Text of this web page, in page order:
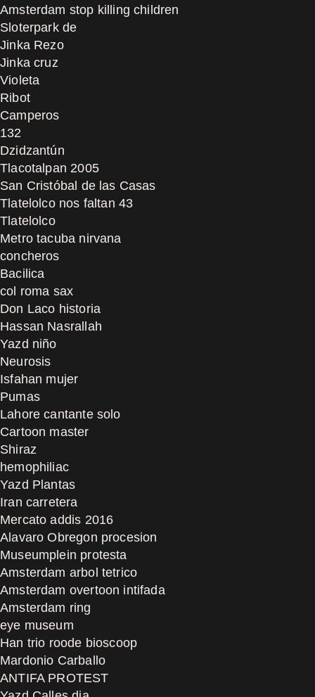
Amsterdam stop killing children
Sloterpark de
Jinka Rezo
Jinka cruz
Violeta
Ribot
Camperos
132
Dzidzantún
Tlacotalpan 2005
San Cristóbal de las Casas
Tlatelolco nos faltan 43
Tlatelolco
Metro tacuba nirvana
concheros
Bacilica
col roma sax
Don Laco historia
Hassan Nasrallah
Yazd niño
Neurosis
Isfahan mujer
Pumas
Lahore cantante solo
Cartoon master
Shiraz
hemophiliac
Yazd Plantas
Iran carretera
Mercato addis 2016
Alavaro Obregon procesion
Museumplein protesta
Amsterdam arbol tetrico
Amsterdam overtoon intifada
Amsterdam ring
eye museum
Han trio roode bioscoop
Mardonio Carballo
ANTIFA PROTEST